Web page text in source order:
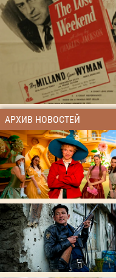
АРХИВ НОВОСТЕЙ